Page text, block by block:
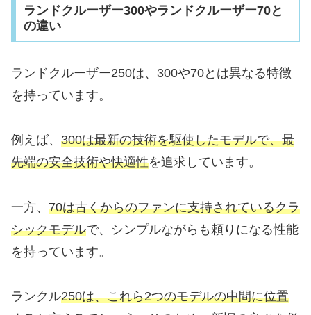
ランドクルーザー300やランドクルーザー70と
の違い
ランドクルーザー250は、300や70とは異なる特徴
を持っています。
例えば、 300は最新の技術を駆使したモデルで、最
先端の安全技術や快適性を追求しています。
一方、 70は古くからのファンに支持されているクラ
シックモデルで、シンプルながらも頼りになる性能
を持っています。
ランクル250は、これら2つのモデルの中間に位置